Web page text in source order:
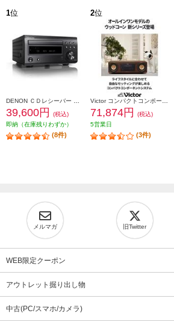
1位
39,600円
(税込)
即納（在庫残りわずか）
(8件)
2位
71,874円
(税込)
5営業日
(3件)
メルマガ 旧Twitter
WEB限定クーポン
アウトレット掘り出し物
中古(PC/スマホ/カメラ)